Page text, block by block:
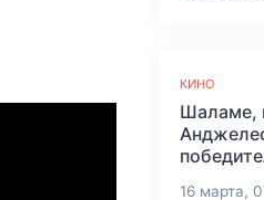
КИНО
Шаламе,
16 марта,